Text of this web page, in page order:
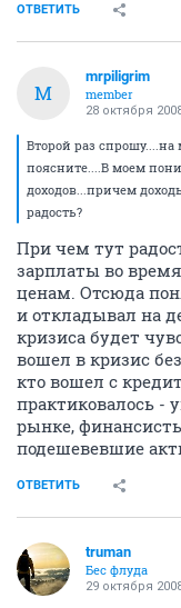
ОТВЕТИТЬ
M
mrpiligrim
member
28 октября
Второй раз
поясните....В моем
доходов...причем
радость?
При чем тут
зарплаты во
ценам. Отсюда
и откладывал на
кризиса будет
вошел в кризис
кто вошел с
практиковалось -
рынке,
подешевевшие
ОТВЕТИТЬ
truman
Бес флуда
29 октября